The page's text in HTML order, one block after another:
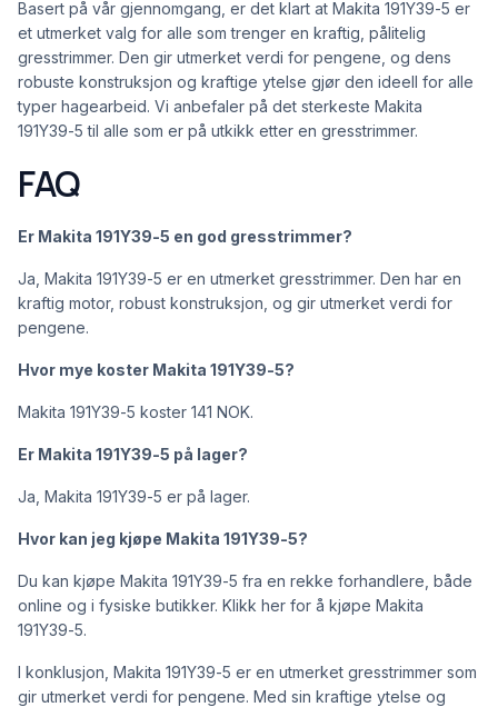
Basert på vår gjennomgang, er det klart at Makita 191Y39-5 er
et utmerket valg for alle som trenger en kraftig, pålitelig
gresstrimmer. Den gir utmerket verdi for pengene, og dens
robuste konstruksjon og kraftige ytelse gjør den ideell for alle
typer hagearbeid. Vi anbefaler på det sterkeste Makita
191Y39-5 til alle som er på utkikk etter en gresstrimmer.
FAQ
Er Makita 191Y39-5 en god gresstrimmer?
Ja, Makita 191Y39-5 er en utmerket gresstrimmer. Den har en
kraftig motor, robust konstruksjon, og gir utmerket verdi for
pengene.
Hvor mye koster Makita 191Y39-5?
Makita 191Y39-5 koster 141 NOK.
Er Makita 191Y39-5 på lager?
Ja, Makita 191Y39-5 er på lager.
Hvor kan jeg kjøpe Makita 191Y39-5?
Du kan kjøpe Makita 191Y39-5 fra en rekke forhandlere, både
online og i fysiske butikker. Klikk her for å kjøpe Makita
191Y39-5.
I konklusjon, Makita 191Y39-5 er en utmerket gresstrimmer som
gir utmerket verdi for pengene. Med sin kraftige ytelse og